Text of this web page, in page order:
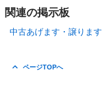
関連の掲示板
中古あげます・譲ります
ページTOPへ